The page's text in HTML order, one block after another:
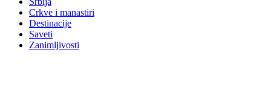
Crkve i manastiri
Destinacije
Saveti
Zanimljivosti